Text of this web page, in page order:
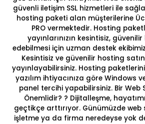
güvenli iletişim SSL hizmetleri ile
hosting paketi alan müşterilerine
PRO vermektedir. Hosting
yayınlarınızın kesintisiz,
edebilmesi için uzman destek
Kesintisiz ve güvenilir hosting satın
yayınlayabilirsiniz. Hosting
yazılım ihtiyacınıza göre Windows
panel tercihi yapabilirsiniz. Bir Web
Önemlidir? ? Dijitalleşme,
geçtikçe arttırıyor. Günümüzde
işletme ya da firma neredeyse yok